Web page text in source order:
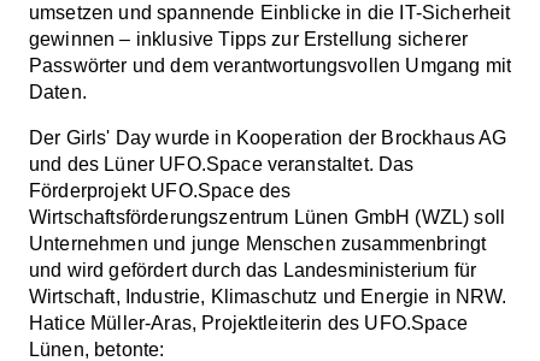
umsetzen und spannende Einblicke in die IT-Sicherheit
gewinnen – inklusive Tipps zur Erstellung sicherer
Passwörter und dem verantwortungsvollen Umgang mit
Daten.
Der Girls' Day wurde in Kooperation der Brockhaus AG
und des Lüner UFO.Space veranstaltet. Das
Förderprojekt UFO.Space des
Wirtschaftsförderungszentrum Lünen GmbH (WZL) soll
Unternehmen und junge Menschen zusammenbringt
und wird gefördert durch das Landesministerium für
Wirtschaft, Industrie, Klimaschutz und Energie in NRW.
Hatice Müller-Aras, Projektleiterin des UFO.Space
Lünen, betonte: